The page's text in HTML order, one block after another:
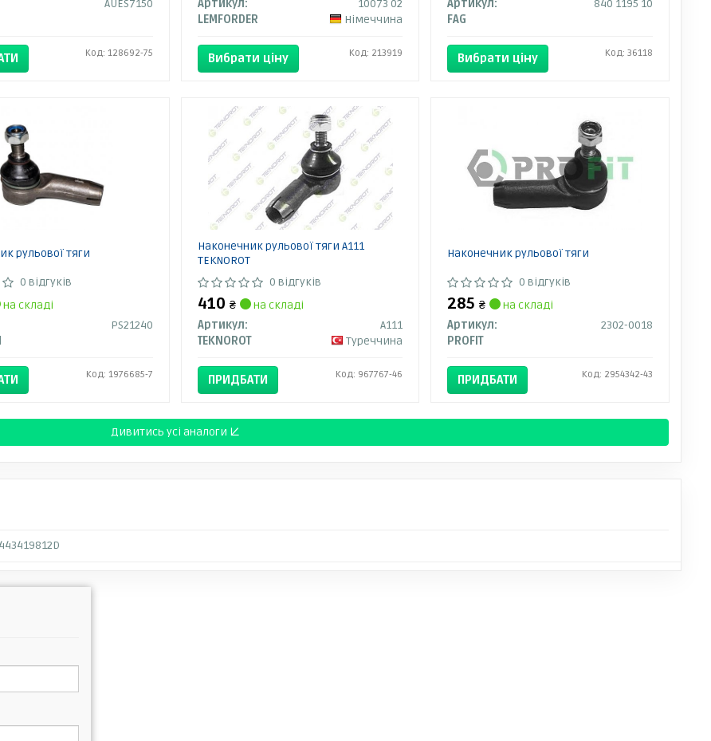
AUES7150
Код: 128692-75
Артикул:
10073 02
LEMFORDER
Німеччина
Вибрати ціну Код: 213919
Артикул:
840 1195 10
FAG
Вибрати ціну Код: 36118
рульової тяги
0 відгуків
на складі
PS21240
Код: 1976685-7
Наконечник рульової тяги A111
TEKNOROT
0 відгуків
410 ₴
на складі
Артикул:
A111
TEKNOROT
Туреччина
ПРИДБАТИ Код: 967767-46
Наконечник рульової тяги
0 відгуків
285₴
на складі
Артикул:
2302-0018
PROFIT
ПРИДБАТИ Код: 2954342-43
Дивитись усі аналоги ↓
443419812D